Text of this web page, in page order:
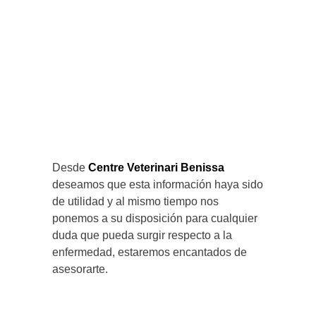
Desde Centre Veterinari Benissa
deseamos que esta información haya sido
de utilidad y al mismo tiempo nos
ponemos a su disposición para cualquier
duda que pueda surgir respecto a la
enfermedad, estaremos encantados de
asesorarte.